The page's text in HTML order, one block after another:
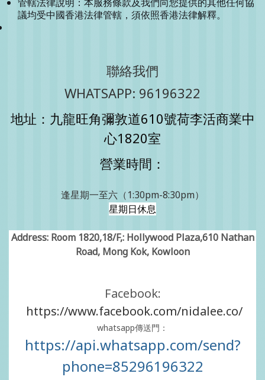
議均受中國香港法律管轄，須依照香港法律解釋。
聯絡我們
WHATSAPP: 96196322
地址：九龍旺角彌敦道610號荷李活商業中
心1820室
營業時間：
逢星期一至六（1:30pm-8:30pm）
星期日休息
Address: Room 1820,18/F,: Hollywood Plaza,610 Nathan
Road, Mong Kok, Kowloon
Facebook:
https://www.facebook.com/nidalee.co/
whatsapp傳送門：
https://api.whatsapp.com/send?
phone=85296196322